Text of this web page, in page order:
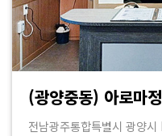
(광양중동) 아로마정
전남광주통합특별시 광양시